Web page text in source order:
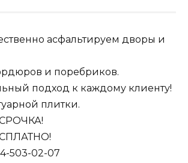
асфальтируем дворы и
и поребриков.
подход к каждому клиенту!
плитки.
503-02-07